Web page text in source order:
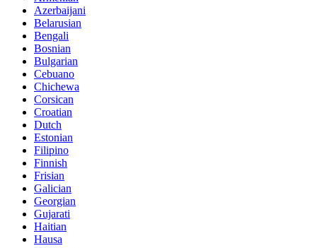
Azerbaijani
Belarusian
Bengali
Bosnian
Bulgarian
Cebuano
Chichewa
Corsican
Croatian
Dutch
Estonian
Filipino
Finnish
Frisian
Galician
Georgian
Gujarati
Haitian
Hausa